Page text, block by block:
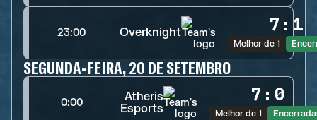
23:00 Overknight 7 : 1
Melhor de 1
SEGUNDA-FEIRA, 20 DE SETEMBRO
0:00
Atheris
Esports
7 : 0
Melhor de 1